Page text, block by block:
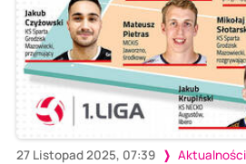
27 Listopad 2025, 07:39 Aktualności